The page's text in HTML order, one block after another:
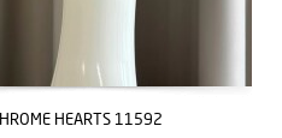
HEARTS 11592